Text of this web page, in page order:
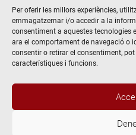
Per oferir les millors experiències,
emmagatzemar i/o accedir a la
consentiment a aquestes tecnologies
ara el comportament de navegació o
consentir o retirar el consentiment,
característiques i funcions.
@2026 Escola de teatre El